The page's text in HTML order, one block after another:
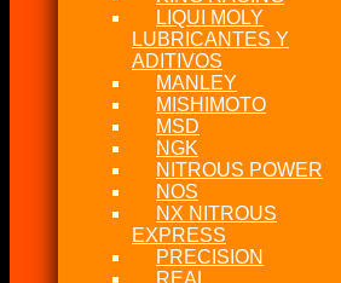
LIQUI MOLY
LUBRICANTES Y
ADITIVOS
MANLEY
MISHIMOTO
MSD
NGK
NITROUS POWER
NOS
NX NITROUS
EXPRESS
PRECISION
REAL